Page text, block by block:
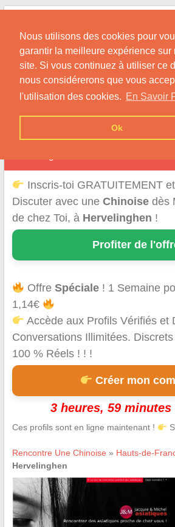
Nous utilisons des cookies pour
garantir la meilleure expérience sur
site. Si vous continuez à utiliser ce
nous considérerons que vous
l'utilisation des cookies. En Savoir
Ok
Skip
content
Nos Conseils pour Rencontrer Une
Originaire de Chine !
Inscris-toi GRATUITEMENT
Discuter avec une Chinoisedès
de chez Toi, à Hervelinghen !
Profiter de
OffreSpéciale ! 1 Semaine
1,14€
Accède aux Profils Vérifiés et
Conversations Illimitées.
100 % Réels ! ! !
Créer mon
3 heures, 59 minutes
Ces profils sont en ligne maintenant !
Rencontre Une Chinoise » Hauts-de-
Hervelinghen